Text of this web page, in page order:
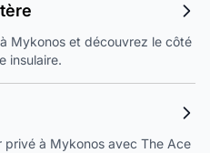
Mykonos et découvrez le côté
insulaire.
privé à Mykonos avec The Ace